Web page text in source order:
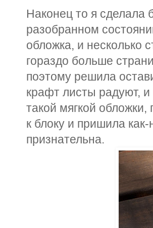
Наконец то я сделала
разобранном
обложка, и несколько
гораздо больше
поэтому решила
крафт листы радуют,
такой мягкой
к блоку и пришила
признательна.